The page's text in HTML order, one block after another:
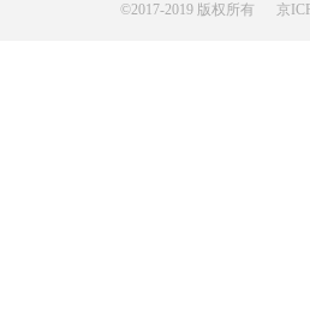
©️2017-2019 版权所有
京